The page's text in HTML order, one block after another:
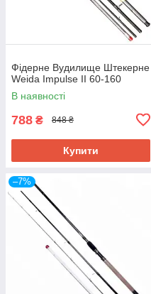
Фідерне Вудилище Штекерне
Weida Impulse II 60-160
В наявності
788 ₴ 848 ₴
Купити
–7%